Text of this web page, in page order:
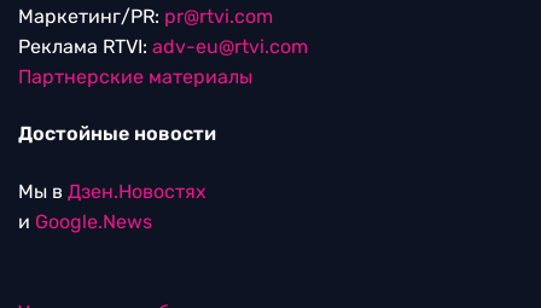
Маркетинг/PR: pr@rtvi.com
Реклама RTVI: adv-eu@rtvi.com
Партнерские материалы
Достойные новости
Мы в Дзен.Новостях
и Google.News